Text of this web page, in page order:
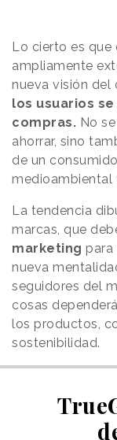
Lo cierto es que
ampliamente
nueva visión del
los usuarios
compras. No
ahorrar, sino
de un
medioambiental
La tendencia
marcas, que
marketing para
nueva
seguidores del
cosas
los productos,
sostenibilidad.